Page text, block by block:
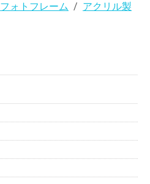
フォトフレーム
アクリル製